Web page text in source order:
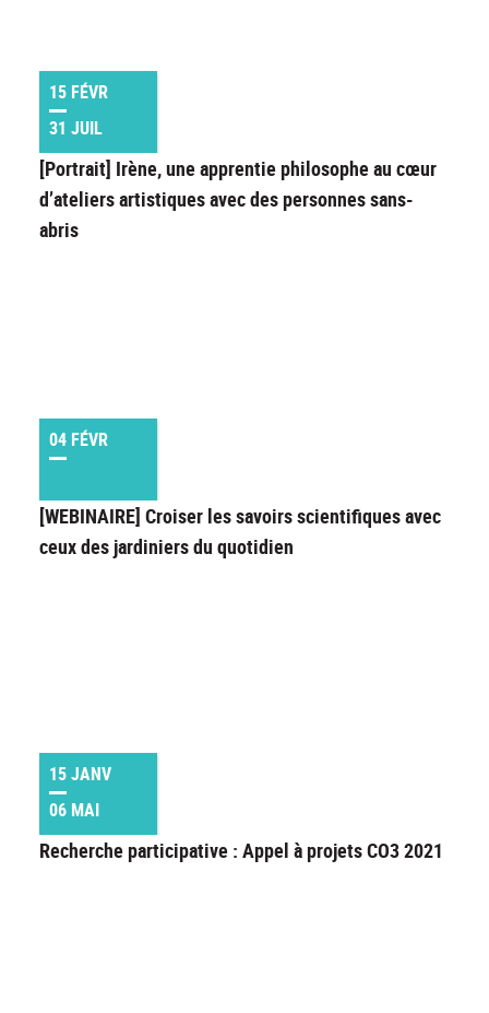
15 FÉVR
31 JUIL
[Portrait] Irène, une apprentie philosophe au cœur
d’ateliers artistiques avec des personnes sans-
abris
04 FÉVR
[WEBINAIRE] Croiser les savoirs scientifiques avec
ceux des jardiniers du quotidien
15 JANV
06 MAI
Recherche participative : Appel à projets CO3 2021